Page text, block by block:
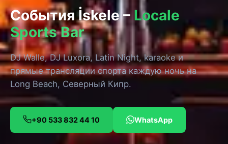
События İskele – Locale
Sports Bar
DJ Walle, DJ Luxora, Latin Night, karaoke и
прямые трансляции спорта каждую ночь на
Long Beach, Северный Кипр.
+90 533 832 44 10 WhatsApp